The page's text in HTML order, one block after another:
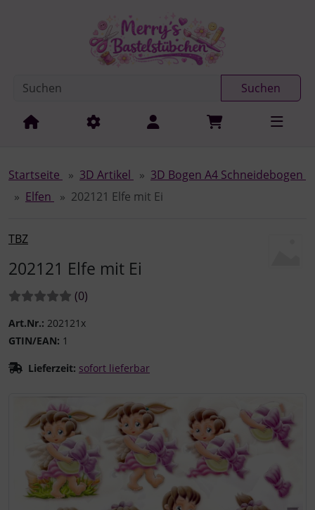
Springe zur Navigation
Suchen
Startseite 3D Artikel
3D Bogen A4 Schneidebogen
Elfen
202121 Elfe mit Ei
TBZ
202121 Elfe mit Ei
Bewertungen:
(0Bewertungen
)
Art.Nr.: 202121x
GTIN/EAN: 1
Lieferzeit: sofort lieferbar
Wenn mehr als ein Produktbild existiert, können Sie die